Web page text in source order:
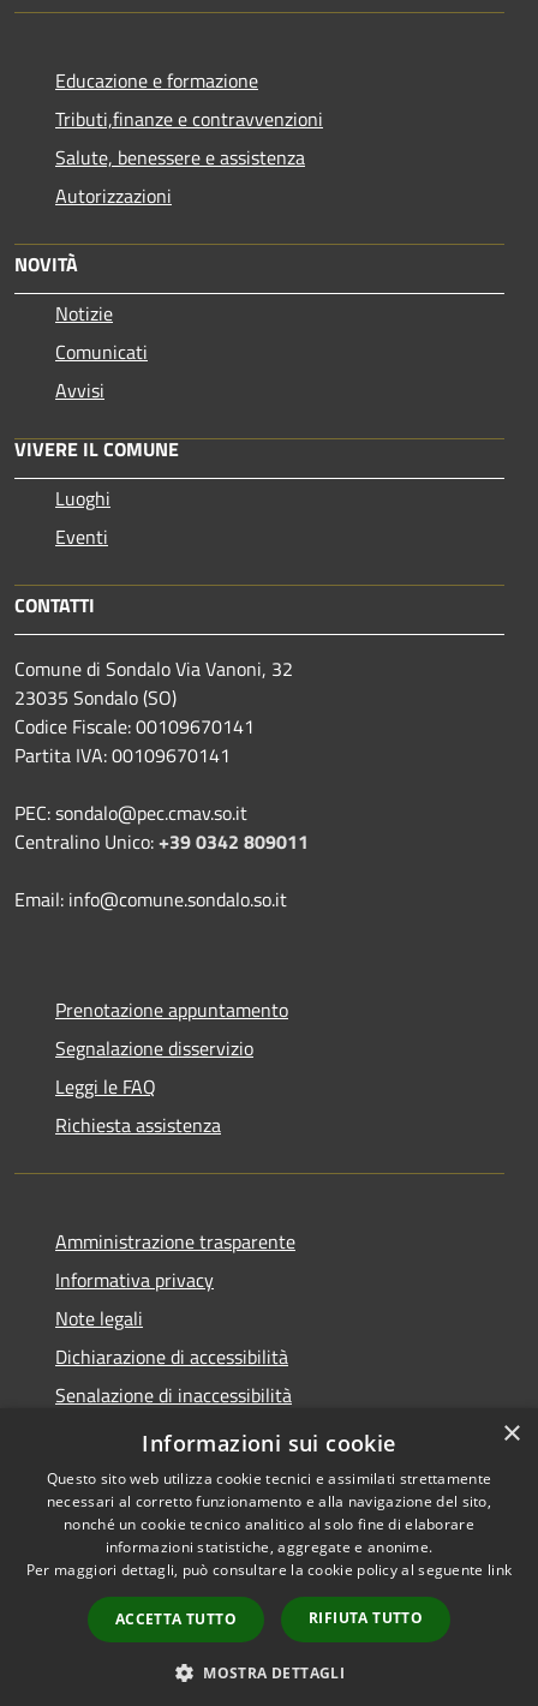
Educazione e formazione
Tributi,finanze e contravvenzioni
Salute, benessere e assistenza
Autorizzazioni
NOVITÀ
Notizie
Comunicati
Avvisi
VIVERE IL COMUNE
Luoghi
Eventi
CONTATTI
Comune di Sondalo Via Vanoni, 32
23035 Sondalo (SO)
Codice Fiscale: 00109670141
Partita IVA: 00109670141
PEC: sondalo@pec.cmav.so.it
Centralino Unico:+39 0342 809011
Email: info@comune.sondalo.so.it
Prenotazione appuntamento
Segnalazione disservizio
Leggi le FAQ
Richiesta assistenza
Amministrazione trasparente
Informativa privacy
Note legali
Dichiarazione di accessibilità
Senalazione di inaccessibilità
Whistleblowing segnalazione illeciti
Accessibilità
Copyright © 2026 • Comune di
Sondalo • Powered by
Municipium•
Accesso
redazione
×
Informazioni sui cookie
Questo sito web utilizza cookie tecnici e assimilati strettamente
necessari al corretto funzionamento e alla navigazione del sito,
nonché un cookie tecnico analitico al solo fine di elaborare
informazioni statistiche, aggregate e anonime.
Per maggiori dettagli, può consultare la cookie policy al seguente link
ACCETTA TUTTO RIFIUTA TUTTO
MOSTRA DETTAGLI